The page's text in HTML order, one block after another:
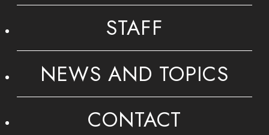
STAFF
NEWS AND TOPICS
CONTACT